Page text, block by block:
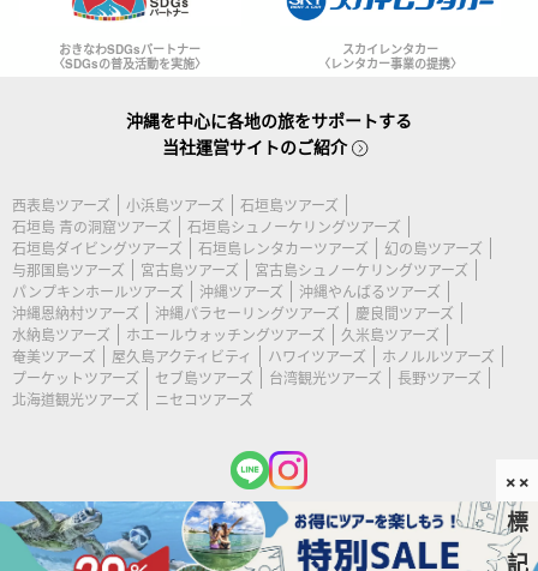
おきなわSDGsパートナー
〈SDGsの普及活動を実施〉
スカイレンタカー
〈レンタカー事業の提携〉
沖縄を中心に各地の旅をサポートする
当社運営サイトのご紹介
西表島ツアーズ 小浜島ツアーズ
石垣島ツアーズ
石垣島 青の洞窟ツアーズ
石垣島シュノーケリングツアーズ
石垣島ダイビングツアーズ
石垣島レンタカーツアーズ
幻の島ツアーズ
与那国島ツアーズ
宮古島ツアーズ
宮古島シュノーケリングツアーズ
パンプキンホールツアーズ
沖縄ツアーズ
沖縄やんばるツアーズ
沖縄恩納村ツアーズ
沖縄パラセーリングツアーズ
慶良間ツアーズ
水納島ツアーズ
ホエールウォッチングツアーズ
久米島ツアーズ
奄美ツアーズ
屋久島アクティビティ ハワイツアーズ
ホノルルツアーズ
プーケットツアーズ
セブ島ツアーズ 台湾観光ツアーズ
長野ツアーズ
北海道観光ツアーズ
ニセコツアーズ
(c) 2026 宮古島ツアーズ All Rights Reserved.
××
標
記